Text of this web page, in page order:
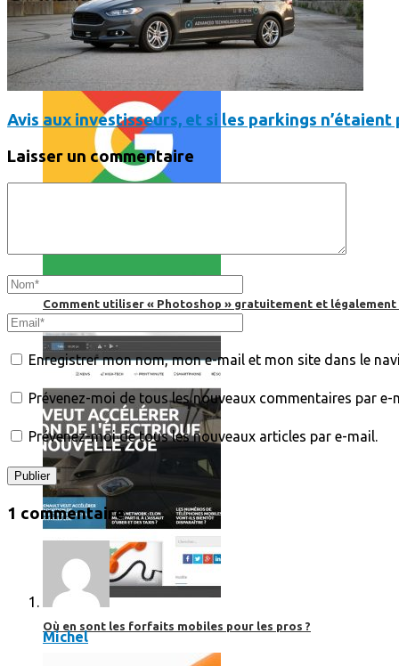
Comment utiliser « Photoshop » gratuitement et légalement
Où en sont les forfaits mobiles pour les pros ?
Avis aux investisseurs, et si les parkings
Laisser un commentaire
Enregistrer mon nom, mon e-mail et mon site dans le
Prévenez-moi de tous les nouveaux commentaires par e-
Prévenez-moi de tous les nouveaux articles par e-mail.
1 commentaire
Michel